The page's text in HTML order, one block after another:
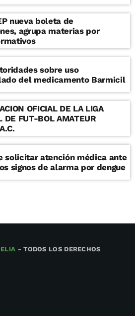
nueva boleta de
agrupa materias por
sobre uso
del medicamento Barmicil
OFICIAL DE LA LIGA
DE FUT-BOL AMATEUR
solicitar atención médica ante
signos de alarma por dengue
- TODOS LOS DERECHOS